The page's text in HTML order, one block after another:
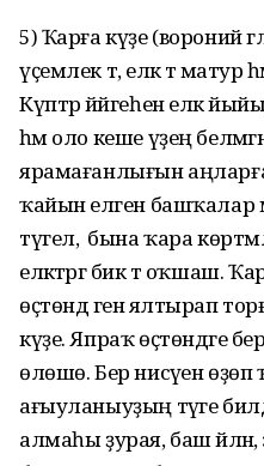
5) Ҡарға күҙе (вороний
үҫемлек тә, еләк тә матур
Күптәр йәйгеһен еләк
һәм оло кеше үҙең белмәгән
ярамағанлығын аңларға
ҡайын еләген башҡалар
түгел, ә бына ҡара
еләктәргә бик тә оҡшаш.
өҫтөндә генә ялтырап
күҙе. Япраҡ өҫтөндәге
өлөшө. Бер нисәүен өҙөп
ағыуланыуҙың тәүге
алмаһы ҙурая, баш